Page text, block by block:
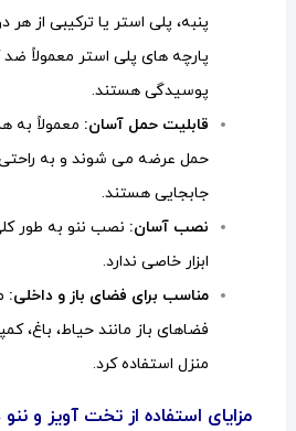
پنبه، پلی استر یا ترکیبی از
پارچه های پلی استر معمولاً ضد
پوسیدگی هستند.
قابلیت حمل آسان: معمولاً به
حمل عرضه می شوند و به
جابجایی هستند.
نصب آسان: نصب ننو به طور
ابزار خاصی ندارد.
مناسب برای فضای باز و داخلی:
فضاهای باز مانند حیاط، باغ،
منزل استفاده کرد.
مزایای استفاده از تخت آویز و ننو